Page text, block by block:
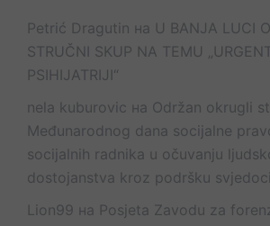
Petrić Dragutin на U BANJA LUCI
STRUČNI SKUP NA TEMU
PSIHIJATRIJI“
nela kuburovic на Održan okrugli
Međunarodnog dana socijalne
socijalnih radnika u očuvanju
dostojanstva kroz podršku
Lion99 на Posjeta Zavodu za